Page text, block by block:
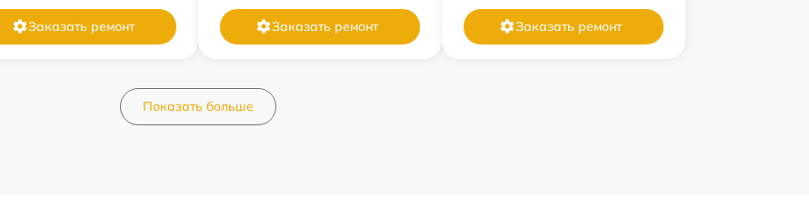
Заказать ремонт Заказать ремонт Заказать ремонт
Показать больше